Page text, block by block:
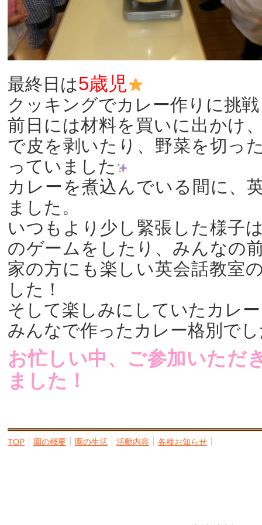
最終日は5歳児
クッキングでカレー作りに挑
前日には材料を買いに出かけ
で皮を剥いたり、野菜を切っ
っていました
カレーを煮込んでいる間に、
ました。
いつもより少し緊張した様子
のゲームをしたり、みんなの
家の方にも楽しい英会話教室
した！
そして楽しみにしていたカレ
みんなで作ったカレー格別で
お忙しい中、ご参加いただ
ました！
TOP 園の概要 園の生活 活動内容 各種お知らせ